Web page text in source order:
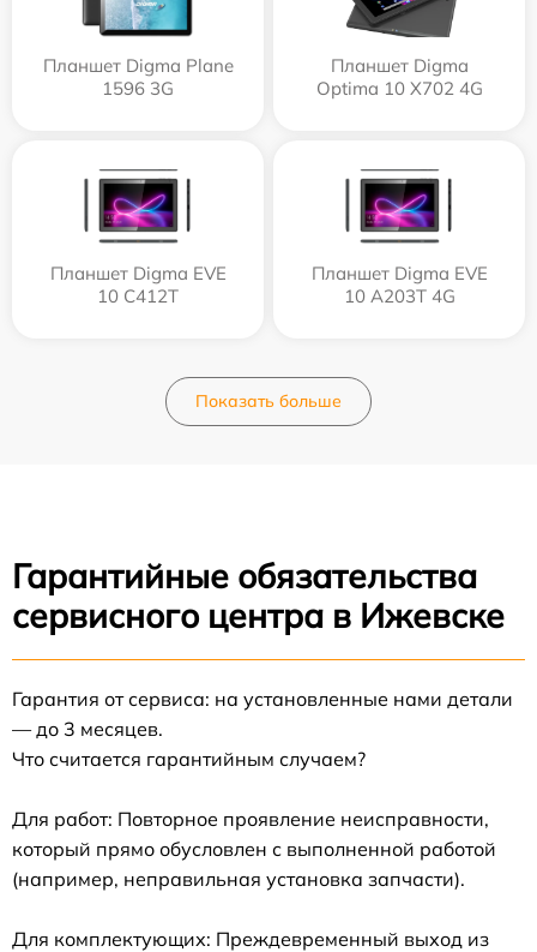
Планшет Digma Plane
1596 3G
Планшет Digma
Optima 10 X702 4G
Планшет Digma EVE
10 C412T
Планшет Digma EVE
10 A203T 4G
Показать больше
Гарантийные обязательства
сервисного центра в Ижевске
Гарантия от сервиса: на установленные нами детали
— до 3 месяцев.
Что считается гарантийным случаем?
Для работ: Повторное проявление неисправности,
который прямо обусловлен с выполненной работой
(например, неправильная установка запчасти).
Для комплектующих: Преждевременный выход из